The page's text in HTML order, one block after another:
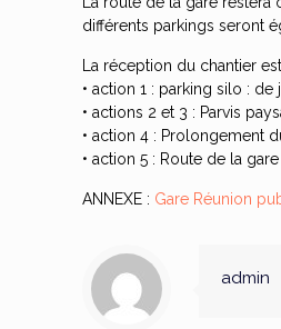
différents parkings seront
La réception du chantier
• action 1 : parking silo :
• actions 2 et 3 : Parvis
• action 4 : Prolongement
• action 5 : Route de la
ANNEXE : Gare Réunion
admin